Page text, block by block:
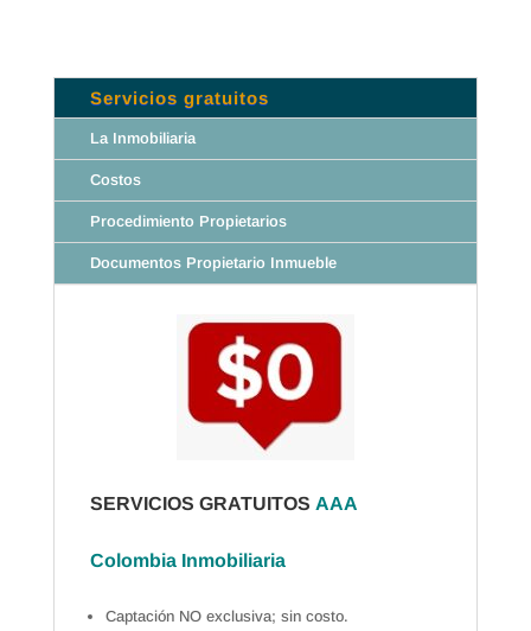
Servicios gratuitos
La Inmobiliaria
Costos
Procedimiento Propietarios
Documentos Propietario Inmueble
SERVICIOS GRATUITOS AAA
Colombia Inmobiliaria
Captación NO exclusiva; sin costo.